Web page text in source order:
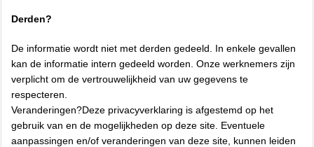
Derden?
De informatie wordt niet met derden gedeeld. In enkele gevallen
kan de informatie intern gedeeld worden. Onze werknemers zijn
verplicht om de vertrouwelijkheid van uw gegevens te
respecteren.
Veranderingen?Deze privacyverklaring is afgestemd op het
gebruik van en de mogelijkheden op deze site. Eventuele
aanpassingen en/of veranderingen van deze site, kunnen leiden